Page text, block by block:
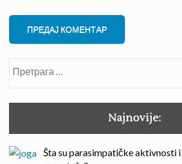
Najnovije:
Šta su parasimpatičke aktivnosti